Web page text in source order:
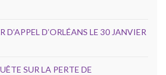
D’APPEL D’ORLÉANS LE 30 JANVIER
SUR LA PERTE DE